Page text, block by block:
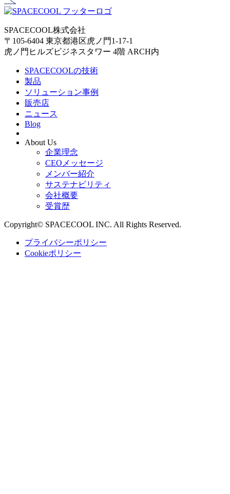
SPACECOOL株式会社
〒105-6404 東京都港区虎ノ門1-17-1
虎ノ門ヒルズビジネスタワー 4階 ARCH内
SPACECOOLの技術
製品
ソリューション事例
販売店
ニュース
Blog
About Us
企業理念
CEOメッセージ
メンバー紹介
サステナビリティ
会社概要
受賞歴
Copyright© SPACECOOL INC. All Rights Reserved.
プライバシーポリシー
Cookieポリシー